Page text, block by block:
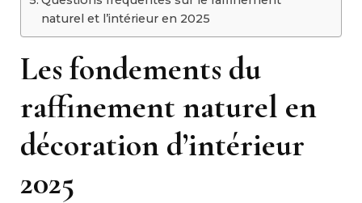
naturel et l’intérieur en 2025
Les fondements du
raffinement naturel en
décoration d’intérieur
2025